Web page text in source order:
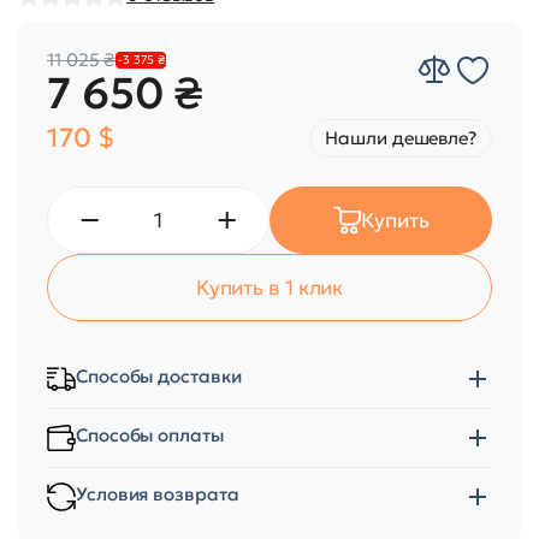
11 025 ₴-3 375 ₴
7 650 ₴
170 $ Нашли дешевле?
Купить
Купить в 1 клик
Способы доставки
Способы оплаты
Условия возврата